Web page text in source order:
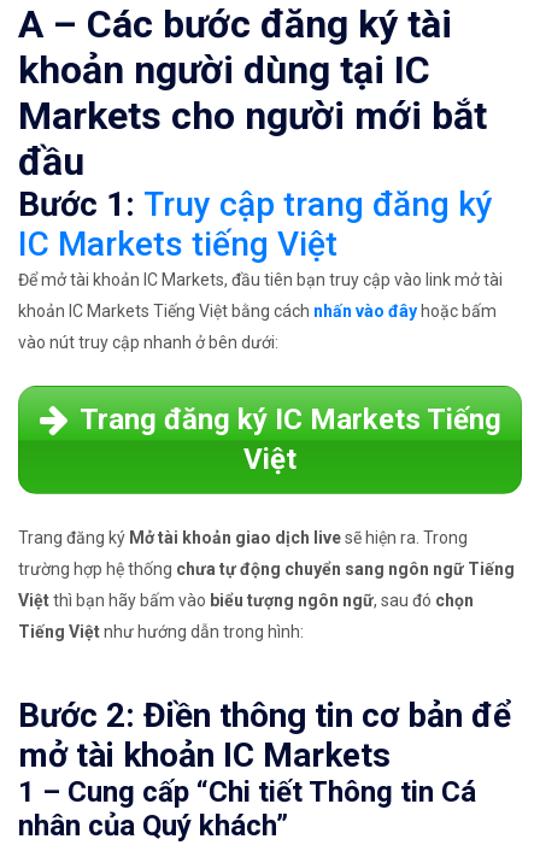
A – Các bước đăng ký tài
khoản người dùng tại IC
Markets cho người mới bắt
đầu
Bước 1: Truy cập trang đăng ký
IC Markets tiếng Việt
Để mở tài khoản IC Markets, đầu tiên bạn truy cập vào link mở tài
khoản IC Markets Tiếng Việt bằng cách nhấn vào đây hoặc bấm
vào nút truy cập nhanh ở bên dưới:
Trang đăng ký IC Markets Tiếng
Việt
Trang đăng ký Mở tài khoản giao dịch livesẽ hiện ra. Trong
trường hợp hệ thống chưa tự động chuyển sang ngôn ngữ Tiếng
Việtthì bạn hãy bấm vào biểu tượng ngôn ngữ, sau đó chọn
Tiếng Việtnhư hướng dẫn trong hình:
Bước 2: Điền thông tin cơ bản để
mở tài khoản IC Markets
1 – Cung cấp “Chi tiết Thông tin Cá
nhân của Quý khách”